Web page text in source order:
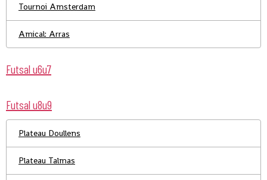
Tournoi Amsterdam
Amical: Arras
Futsal u6u7
Futsal u8u9
Plateau Doullens
Plateau Talmas